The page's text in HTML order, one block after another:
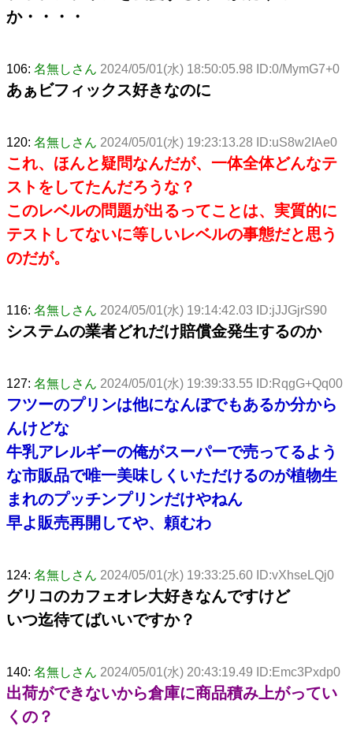
か・・・・
106: 名無しさん 2024/05/01(水) 18:50:05.98 ID:0/MymG7+0
あぁビフィックス好きなのに
120: 名無しさん 2024/05/01(水) 19:23:13.28 ID:uS8w2IAe0
これ、ほんと疑問なんだが、一体全体どんなテ
ストをしてたんだろうな？
このレベルの問題が出るってことは、実質的に
テストしてないに等しいレベルの事態だと思う
のだが。
116: 名無しさん 2024/05/01(水) 19:14:42.03 ID:jJJGjrS90
システムの業者どれだけ賠償金発生するのか
127: 名無しさん 2024/05/01(水) 19:39:33.55 ID:RqgG+Qq00
フツーのプリンは他になんぼでもあるか分から
んけどな
牛乳アレルギーの俺がスーパーで売ってるよう
な市販品で唯一美味しくいただけるのが植物生
まれのプッチンプリンだけやねん
早よ販売再開してや、頼むわ
124: 名無しさん 2024/05/01(水) 19:33:25.60 ID:vXhseLQj0
グリコのカフェオレ大好きなんですけど
いつ迄待てばいいですか？
140: 名無しさん 2024/05/01(水) 20:43:19.49 ID:Emc3Pxdp0
出荷ができないから倉庫に商品積み上がってい
くの？